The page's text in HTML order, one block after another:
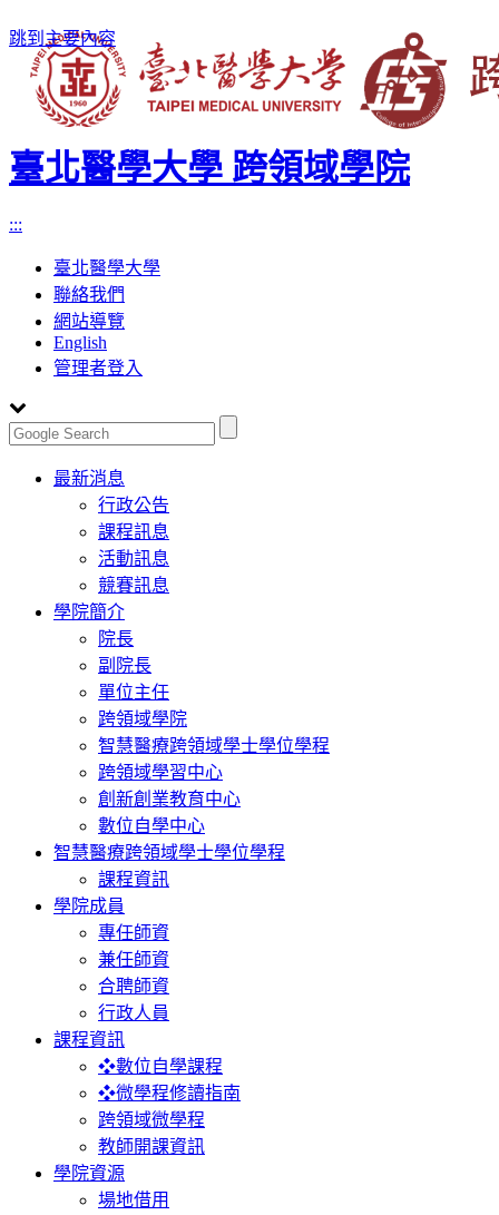
跳到主要內容
臺北醫學大學 跨領域學院
:::
臺北醫學大學
聯絡我們
網站導覽
English
管理者登入
Toggle
navigation
最新消息
行政公告
課程訊息
活動訊息
競賽訊息
學院簡介
院長
副院長
單位主任
跨領域學院
智慧醫療跨領域學士學位學程
跨領域學習中心
創新創業教育中心
數位自學中心
智慧醫療跨領域學士學位學程
課程資訊
學院成員
專任師資
兼任師資
合聘師資
行政人員
課程資訊
❖數位自學課程
❖微學程修讀指南
跨領域微學程
教師開課資訊
學院資源
場地借用